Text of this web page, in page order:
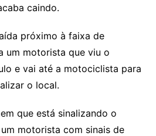
caindo.
próximo à faixa de
um motorista que viu o
e vai até a motociclista para
o local.
que está sinalizando o
motorista com sinais de